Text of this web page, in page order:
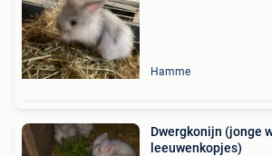
Hamme
Dwergkonijn (jonge
leeuwenkopjes)